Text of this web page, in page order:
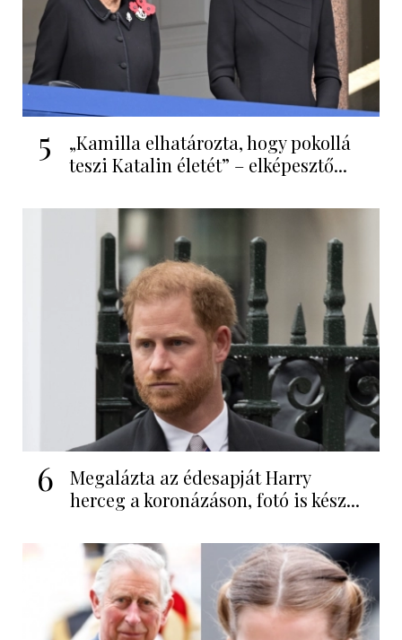
5
„Kamilla elhatározta, hogy pokollá
teszi Katalin életét” – elképesztő...
6
Megalázta az édesapját Harry
herceg a koronázáson, fotó is kész...